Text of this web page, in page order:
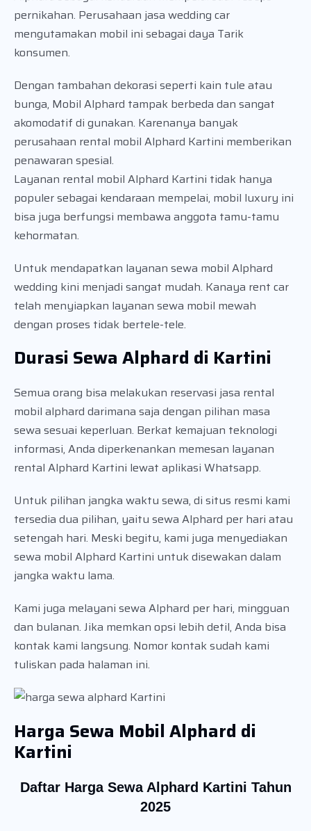
pernikahan. Perusahaan jasa wedding car
mengutamakan mobil ini sebagai daya Tarik
konsumen.
Dengan tambahan dekorasi seperti kain tule atau
bunga, Mobil Alphard tampak berbeda dan sangat
akomodatif di gunakan. Karenanya banyak
perusahaan rental mobil Alphard Kartini memberikan
penawaran spesial.
Layanan rental mobil Alphard Kartini tidak hanya
populer sebagai kendaraan mempelai, mobil luxury ini
bisa juga berfungsi membawa anggota tamu-tamu
kehormatan.
Untuk mendapatkan layanan sewa mobil Alphard
wedding kini menjadi sangat mudah. Kanaya rent car
telah menyiapkan layanan sewa mobil mewah
dengan proses tidak bertele-tele.
Durasi Sewa Alphard di Kartini
Semua orang bisa melakukan reservasi jasa rental
mobil alphard darimana saja dengan pilihan masa
sewa sesuai keperluan. Berkat kemajuan teknologi
informasi, Anda diperkenankan memesan layanan
rental Alphard Kartini lewat aplikasi Whatsapp.
Untuk pilihan jangka waktu sewa, di situs resmi kami
tersedia dua pilihan, yaitu sewa Alphard per hari atau
setengah hari. Meski begitu, kami juga menyediakan
sewa mobil Alphard Kartini untuk disewakan dalam
jangka waktu lama.
Kami juga melayani sewa Alphard per hari, mingguan
dan bulanan. Jika memkan opsi lebih detil, Anda bisa
kontak kami langsung. Nomor kontak sudah kami
tuliskan pada halaman ini.
Harga Sewa Mobil Alphard di
Kartini
Daftar Harga Sewa Alphard Kartini Tahun
2025